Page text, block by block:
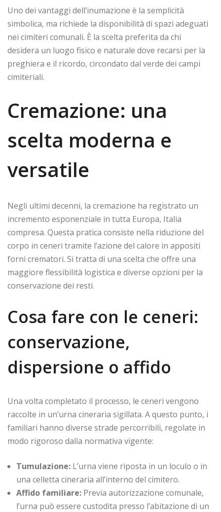
Uno dei vantaggi dell’inumazione è la semplicità
simbolica, ma richiede la disponibilità di spazi adeguati
nei cimiteri comunali. È la scelta preferita da chi
desidera un luogo fisico e naturale dove recarsi per la
preghiera e il ricordo, circondato dal verde dei campi
cimiteriali.
Cremazione: una
scelta moderna e
versatile
Negli ultimi decenni, la cremazione ha registrato un
incremento esponenziale in tutta Europa, Italia
compresa. Questa pratica consiste nella riduzione del
corpo in ceneri tramite l’azione del calore in appositi
forni crematori. Si tratta di una scelta che offre una
maggiore flessibilità logistica e diverse opzioni per la
conservazione dei resti.
Cosa fare con le ceneri:
conservazione,
dispersione o affido
Una volta completato il processo, le ceneri vengono
raccolte in un’urna cineraria sigillata. A questo punto, i
familiari hanno diverse strade percorribili, regolate in
modo rigoroso dalla normativa vigente:
Tumulazione: L’urna viene riposta in un loculo o in
una celletta cineraria all’interno del cimitero.
Affido familiare: Previa autorizzazione comunale,
l’urna può essere custodita presso l’abitazione di un